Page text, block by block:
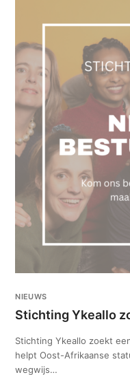
NIEUWS
Stichting Ykeallo
Stichting Ykeallo zoekt
helpt Oost-Afrikaanse
wegwijs…